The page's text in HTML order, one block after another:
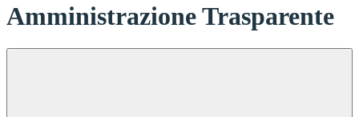
Amministrazione Trasparente